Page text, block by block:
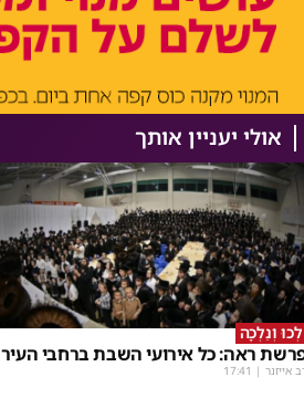
אולי יעניין אותך
לְכוּ וְנֵלְכָה
ראה: כל אירועי השבת ברחבי העיר
אייזנר |
17:41